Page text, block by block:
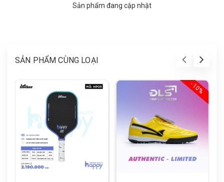
Sản phẩm đang cập nhật
SẢN PHẨM CÙNG LOẠI
- 10%